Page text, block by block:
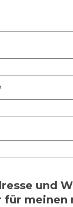
und
für meinen